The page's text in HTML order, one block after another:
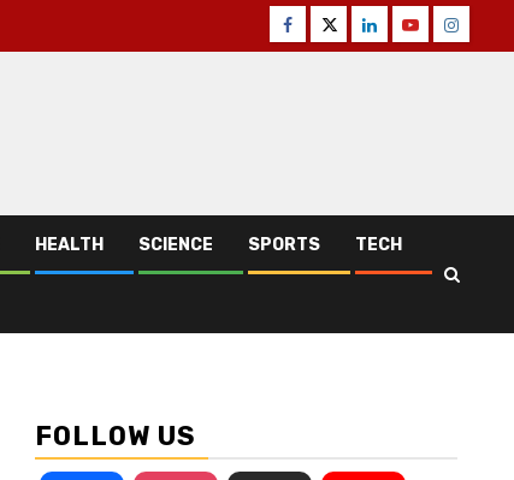
Facebook
TwitterLinkedinYoutube
HEALTH SCIENCE SPORTS TECH
FOLLOW US